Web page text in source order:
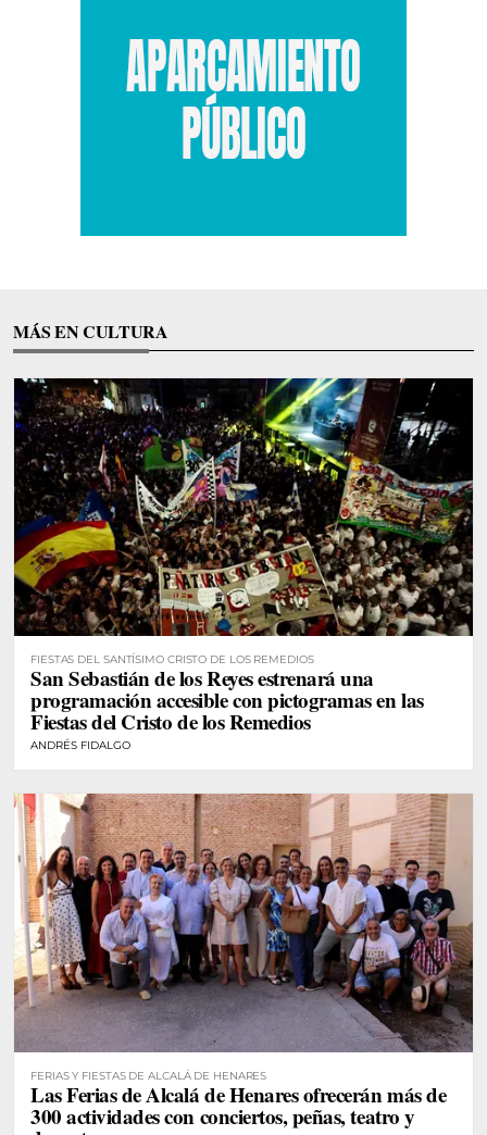
MÁS EN CULTURA
FIESTAS DEL SANTÍSIMO CRISTO DE LOS REMEDIOS
San Sebastián de los Reyes estrenará una
programación accesible con pictogramas en las
Fiestas del Cristo de los Remedios
ANDRÉS FIDALGO
FERIAS Y FIESTAS DE ALCALÁ DE HENARES
Las Ferias de Alcalá de Henares ofrecerán más de
300 actividades con conciertos, peñas, teatro y